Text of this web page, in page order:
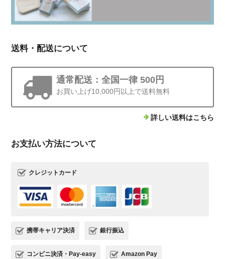
送料・配送について
通常配送：全国一律 500円
お買い上げ10,000円以上で送料無料
詳しい送料はこちら
お支払い方法について
クレジットカード
携帯キャリア決済 銀行振込
コンビニ決済・Pay-easy Amazon Pay